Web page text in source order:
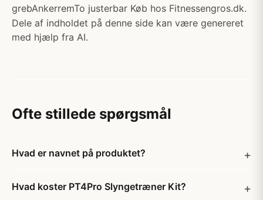
grebAnkerremTo justerbar Køb hos Fitnessengros.dk.
Dele af indholdet på denne side kan være genereret
med hjælp fra AI.
Ofte stillede spørgsmål
Hvad er navnet på produktet?
Hvad koster PT4Pro Slyngetræner Kit?